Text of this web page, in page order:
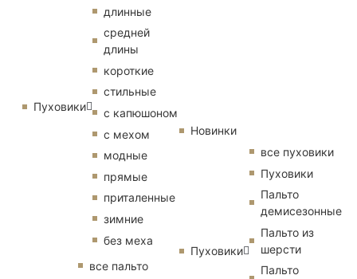
Пуховики
длинные
средней
длины
короткие
стильные
с капюшоном
с мехом
модные
прямые
приталенные
зимние
без меха
все пальто
Новинки
Пуховики
все пуховики
Пуховики
Пальто
демисезонные
Пальто из
шерсти
Пальто